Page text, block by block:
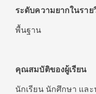
ระดับความยากในราย
พื้นฐาน
คุณสมบัติของผู้เรียน
นักเรียน นักศึกษา แล